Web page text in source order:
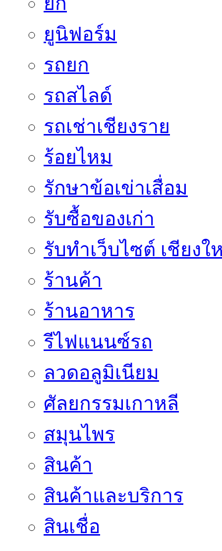
ยูนิฟอร์ม
รถยก
รถสไลด์
รถเช่าเชียงราย
ร้อยไหม
รักษาข้อเข่าเสื่อม
รับซื้อของเก่า
รับทำเว็บไซต์ เชียงใ
ร้านค้า
ร้านอาหาร
รีไฟแนนซ์รถ
ลวดอลูมิเนียม
ศัลยกรรมเกาหลี
สมุนไพร
สินค้า
สินค้าและบริการ
สินเชื่อ